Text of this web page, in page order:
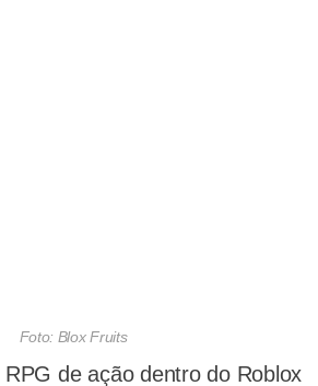
Foto: Blox Fruits
de ação dentro do Roblox